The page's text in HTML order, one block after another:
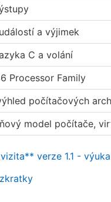
a výjimek
C a volání
Processor Family
počítačových
model počítače,
verze 1.1 -